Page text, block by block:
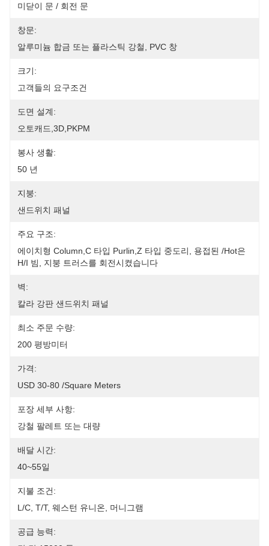
미닫이 문 / 회전 문
창문:
알루미늄 합금 또는 플라스틱 강철, PVC 창
크기:
고객들의 요구조건
도면 설계:
오토캐드,3D,PKPM
봉사 생활:
50 년
지붕:
샌드위치 패널
주요 구조:
에이치형 Column,C 타입 Purlin,Z 타입 중도리, 용접된 /hot은
H/I 빔, 지붕 트러스를 회전시켰습니다
벽:
칼라 강판 샌드위치 패널
최소 주문 수량:
200 평방미터
가격:
USD 30-80 /square Meters
포장 세부 사항:
강철 팔레트 또는 대량
배달 시간:
40~55일
지불 조건:
L/C, T/T, 웨스턴 유니온, 머니그램
공급 능력: